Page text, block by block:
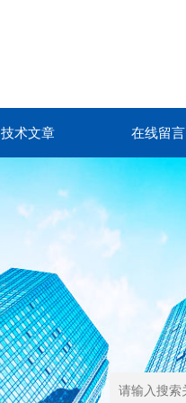
技术文章 在线留言